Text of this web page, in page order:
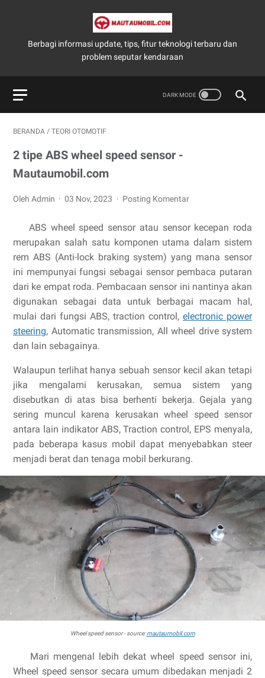
Berbagi informasi update, tips, fitur teknologi terbaru dan
problem seputar kendaraan
BERANDA / TEORI OTOMOTIF
2 tipe ABS wheel speed sensor -
Mautaumobil.com
Oleh Admin 03 Nov, 2023 Posting Komentar
ABS wheel speed sensor atau sensor kecepan roda
merupakan salah satu komponen utama dalam sistem
rem ABS (Anti-lock braking system) yang mana sensor
ini mempunyai fungsi sebagai sensor pembaca putaran
dari ke empat roda. Pembacaan sensor ini nantinya akan
digunakan sebagai data untuk berbagai macam hal,
mulai dari fungsi ABS, traction control, electronic power
steering, Automatic transmission, All wheel drive system
dan lain sebagainya.
Walaupun terlihat hanya sebuah sensor kecil akan tetapi
jika mengalami kerusakan, semua sistem yang
disebutkan di atas bisa berhenti bekerja. Gejala yang
sering muncul karena kerusakan wheel speed sensor
antara lain indikator ABS, Traction control, EPS menyala,
pada beberapa kasus mobil dapat menyebabkan steer
menjadi berat dan tenaga mobil berkurang.
Wheel speed sensor - source:mautaumobil.com
Mari mengenal lebih dekat wheel speed sensor ini,
Wheel speed sensor secara umum dibedakan menjadi 2